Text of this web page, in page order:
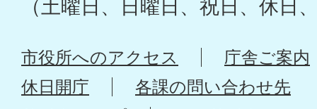
（土曜日、日曜日、祝日、休日
市役所へのアクセス
庁舎ご案内
休日開庁
各課の問い合わせ先